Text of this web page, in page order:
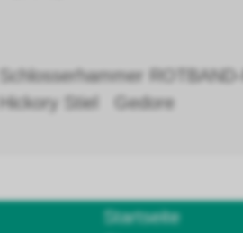
Schlosserhammer
Hickory Stiel Gedore
Startseite